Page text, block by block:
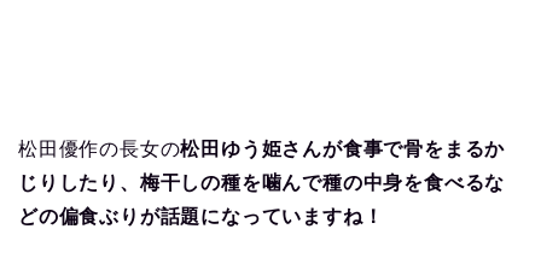
松田優作の長女の松田ゆう姫さんが食事で骨をまるか
じりしたり、梅干しの種を噛んで種の中身を食べるな
どの偏食ぶりが話題になっていますね！